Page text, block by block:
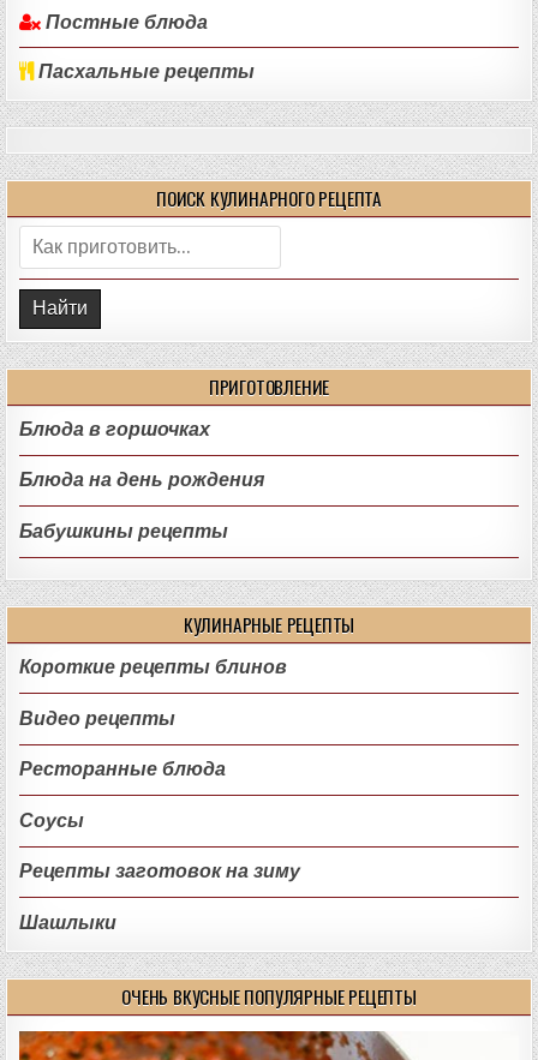
Постные блюда
Пасхальные рецепты
ПОИСК КУЛИНАРНОГО РЕЦЕПТА
Поиск:
ПРИГОТОВЛЕНИЕ
Блюда в горшочках
Блюда на день рождения
Бабушкины рецепты
КУЛИНАРНЫЕ РЕЦЕПТЫ
Короткие рецепты блинов
Видео рецепты
Ресторанные блюда
Соусы
Рецепты заготовок на зиму
Шашлыки
ОЧЕНЬ ВКУСНЫЕ ПОПУЛЯРНЫЕ РЕЦЕПТЫ